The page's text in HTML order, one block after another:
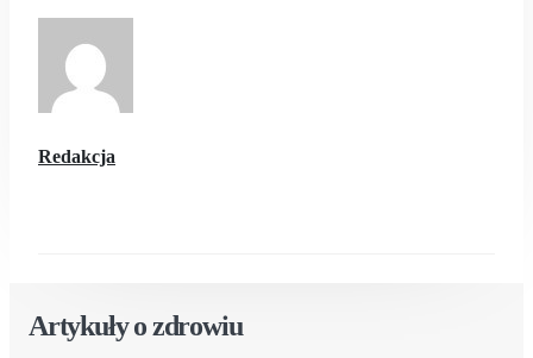
Redakcja
Artykuły o zdrowiu